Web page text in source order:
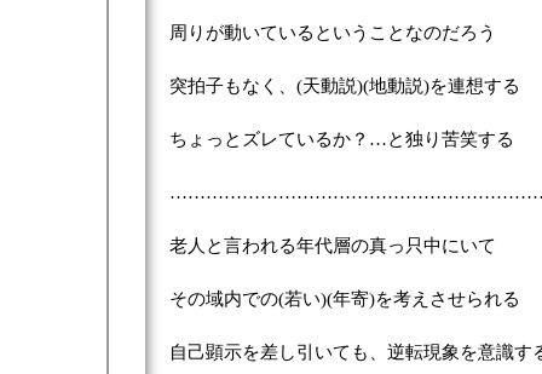
周りが動いているということなのだろう
突拍子もなく、(天動説)(地動説)を連想する
ちょっとズレているか？…と独り苦笑する
老人と言われる年代層の真っ只中にいて
その域内での(若い)(年寄)を考えさせられる
自己顕示を差し引いても、逆転現象を意識す